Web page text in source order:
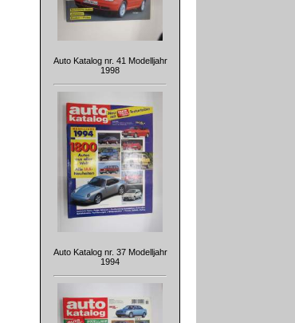
Auto Katalog nr. 41 Modelljahr
1998
Auto Katalog nr. 37 Modelljahr
1994